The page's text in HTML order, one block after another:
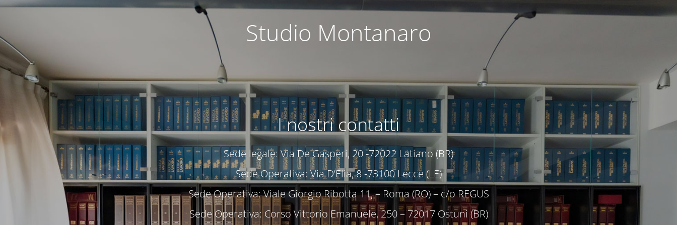
Studio Montanaro
I nostri contatti
Sede legale: Via De Gasperi, 20 -72022 Latiano (BR)
Sede Operativa: Via D’Elia, 8 -73100 Lecce (LE)
Sede Operativa: Viale Giorgio Ribotta 11, – Roma (RO) – c/o REGUS
Sede Operativa: Corso Vittorio Emanuele, 250 – 72017 Ostuni (BR)